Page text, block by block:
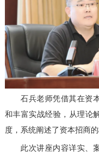
石兵老师凭借其在资
和丰富实战经验，从理论
度，系统阐述了资本招商
此次讲座内容详实、